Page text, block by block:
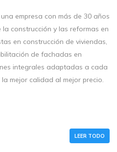
empresa con más de 30 años
construcción y las reformas en
en construcción de viviendas,
de fachadas en
integrales adaptadas a cada
mejor calidad al mejor precio.
LEER TODO